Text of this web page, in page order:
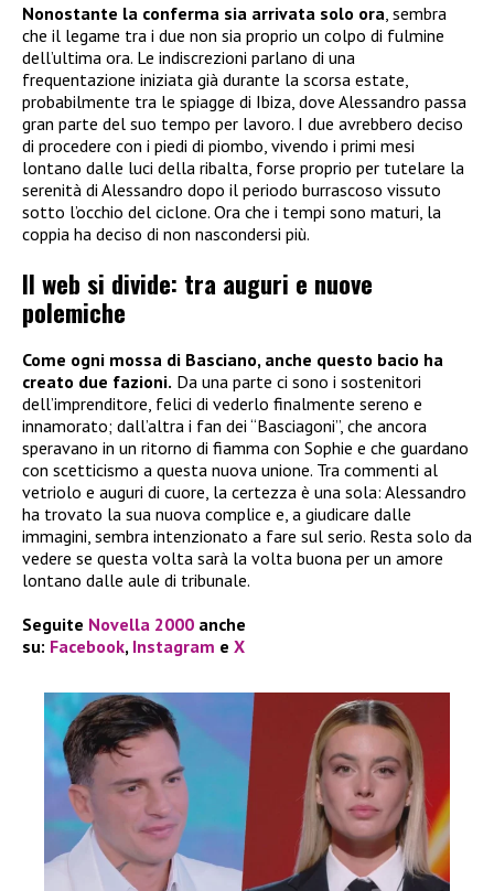
Nonostante la conferma sia arrivata solo ora , sembra
che il legame tra i due non sia proprio un colpo di fulmine
dell’ultima ora. Le indiscrezioni parlano di una
frequentazione iniziata già durante la scorsa estate,
probabilmente tra le spiagge di Ibiza, dove Alessandro passa
gran parte del suo tempo per lavoro. I due avrebbero deciso
di procedere con i piedi di piombo, vivendo i primi mesi
lontano dalle luci della ribalta, forse proprio per tutelare la
serenità di Alessandro dopo il periodo burrascoso vissuto
sotto l’occhio del ciclone. Ora che i tempi sono maturi, la
coppia ha deciso di non nascondersi più.
Il web si divide: tra auguri e nuove
polemiche
Come ogni mossa di Basciano, anche questo bacio ha
creato due fazioni. Da una parte ci sono i sostenitori
dell’imprenditore, felici di vederlo finalmente sereno e
innamorato; dall’altra i fan dei “Basciagoni”, che ancora
speravano in un ritorno di fiamma con Sophie e che guardano
con scetticismo a questa nuova unione. Tra commenti al
vetriolo e auguri di cuore, la certezza è una sola: Alessandro
ha trovato la sua nuova complice e, a giudicare dalle
immagini, sembra intenzionato a fare sul serio. Resta solo da
vedere se questa volta sarà la volta buona per un amore
lontano dalle aule di tribunale.
Seguite Novella 2000 anche
su: Facebook, Instagram e X